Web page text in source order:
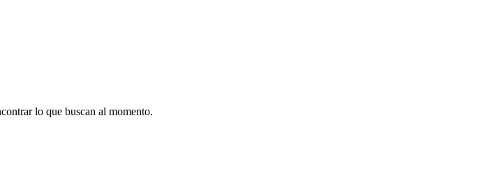
lo que buscan al momento.